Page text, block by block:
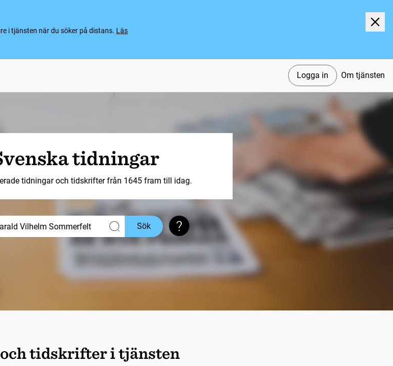
i tjänsten när du söker på distans. Läs
Logga in Om tjänsten
tidningar
tidningar och tidskrifter från 1645 fram till idag.
Sök Söktips
tidskrifter i tjänsten